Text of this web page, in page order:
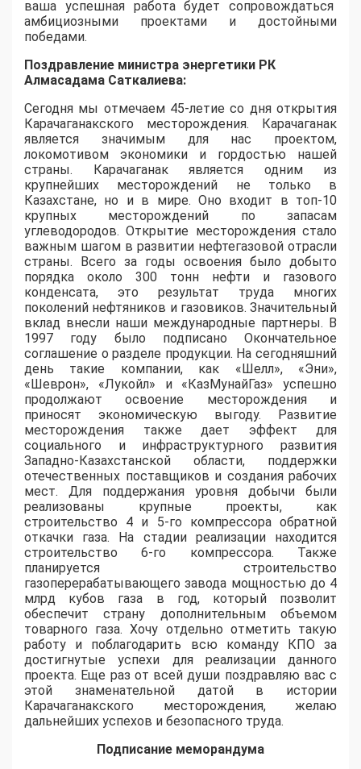
ваша успешная работа будет сопровождаться
амбициозными проектами и достойными
победами.
Поздравление министра энергетики РК
Алмасадама Саткалиева:
Сегодня мы отмечаем 45-летие со дня открытия
Карачаганакского месторождения. Карачаганак
является значимым для нас проектом,
локомотивом экономики и гордостью нашей
страны. Карачаганак является одним из
крупнейших месторождений не только в
Казахстане, но и в мире. Оно входит в топ-10
крупных месторождений по запасам
углеводородов. Открытие месторождения стало
важным шагом в развитии нефтегазовой отрасли
страны. Всего за годы освоения было добыто
порядка около 300 тонн нефти и газового
конденсата, это результат труда многих
поколений нефтяников и газовиков. Значительный
вклад внесли наши международные партнеры. В
1997 году было подписано Окончательное
соглашение о разделе продукции. На сегодняшний
день такие компании, как «Шелл», «Эни»,
«Шеврон», «Лукойл» и «КазМунайГаз» успешно
продолжают освоение месторождения и
приносят экономическую выгоду. Развитие
месторождения также дает эффект для
социального и инфраструктурного развития
Западно-Казахстанской области, поддержки
отечественных поставщиков и создания рабочих
мест. Для поддержания уровня добычи были
реализованы крупные проекты, как
строительство 4 и 5-го компрессора обратной
откачки газа. На стадии реализации находится
строительство 6-го компрессора. Также
планируется строительство
газоперерабатывающего завода мощностью до 4
млрд кубов газа в год, который позволит
обеспечит страну дополнительным объемом
товарного газа. Хочу отдельно отметить такую
работу и поблагодарить всю команду КПО за
достигнутые успехи для реализации данного
проекта. Еще раз от всей души поздравляю вас с
этой знаменательной датой в истории
Карачаганакского месторождения, желаю
дальнейших успехов и безопасного труда.
Подписание меморандума